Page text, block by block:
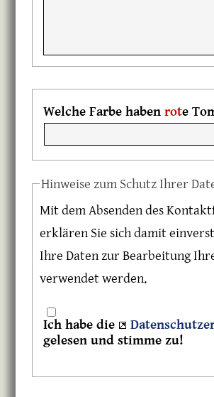
Welche Farbe haben rote
Hinweise zum Schutz Ihrer
Mit dem Absenden des
erklären Sie sich damit
Ihre Daten zur Bearbeitung
verwendet werden.
Ich habe die
gelesen und stimme zu!